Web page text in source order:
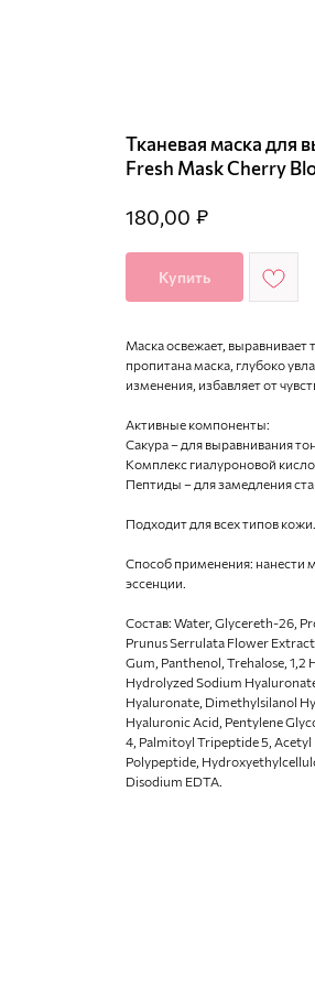
Тканевая маска для
Fresh Mask Cherry
180,00 ₽
Купить
Маска освежает, выравнивает
пропитана маска, глубоко
изменения, избавляет от
Активные компоненты:
Сакура – для выравнивания
Комплекс гиалуроновой
Пептиды – для замедления
Подходит для всех типов кожи.
Способ применения: нанести
эссенции.
Состав: Water, Glycereth-26,
Prunus Serrulata Flower
Gum, Panthenol, Trehalose,
Hydrolyzed Sodium
Hyaluronate, Dimethylsilanol
Hyaluronic Acid, Pentylene
4, Palmitoyl Tripeptide 5, Acetyl
Polypeptide,
Disodium EDTA.